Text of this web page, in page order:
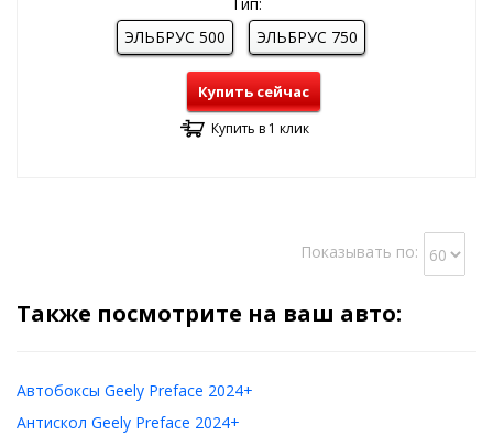
ЭЛЬБРУС 500
ЭЛЬБРУС 750
Купить сейчас
Купить в 1 клик
Показывать по:
Также посмотрите на ваш авто:
Автобоксы Geely Preface 2024+
Антискол Geely Preface 2024+